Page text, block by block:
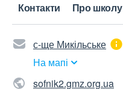
Контакти Про школу
с-ще Микільське
На мапі
sofnik2.gmz.org.ua